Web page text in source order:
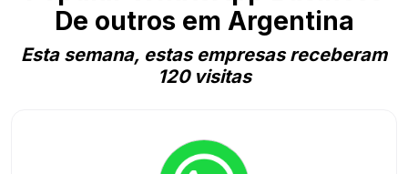
De outros em Argentina
Esta semana, estas empresas receberam
120 visitas